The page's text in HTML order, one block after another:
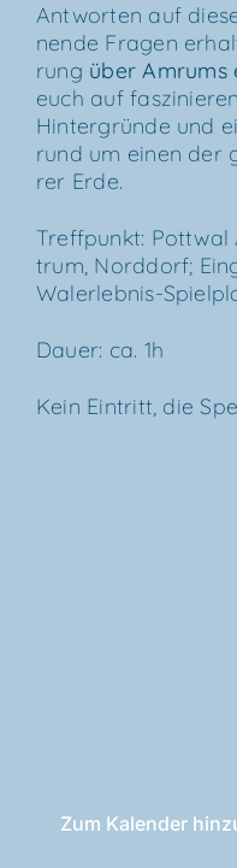
Ant­wor­ten auf
nen­de Fra­gen
rung über Amrums
euch auf
Hin­ter­grün­de und
rund um einen der
rer Erde.
Treff­punkt:
trum, Nord­dorf;
Walerlebnis-
Dau­er: ca. 1h
Kein Ein­tritt, die
Zum Kalender